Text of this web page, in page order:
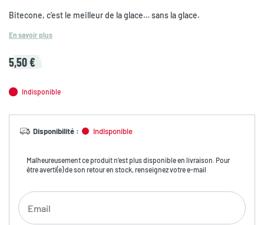
Bitecone, c’est le meilleur de la glace… sans la glace.
En savoir plus
5,50 €
Indisponible
Disponibilité : Indisponible
Malheureusement ce produit n’est plus disponible en livraison. Pour
être averti(e) de son retour en stock, renseignez votre e-mail